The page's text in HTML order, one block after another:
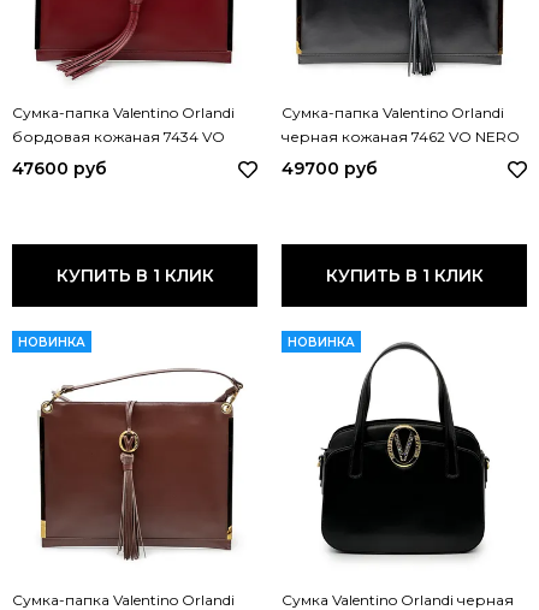
Сумка-папка Valentino Orlandi
бордовая кожаная 7434 VO
BORDO
47600 руб
КУПИТЬ В 1 КЛИК
Сумка-папка Valentino Orlandi
черная кожаная 7462 VO NERO
49700 руб
КУПИТЬ В 1 КЛИК
НОВИНКА
Сумка-папка Valentino Orlandi
НОВИНКА
Сумка Valentino Orlandi черная